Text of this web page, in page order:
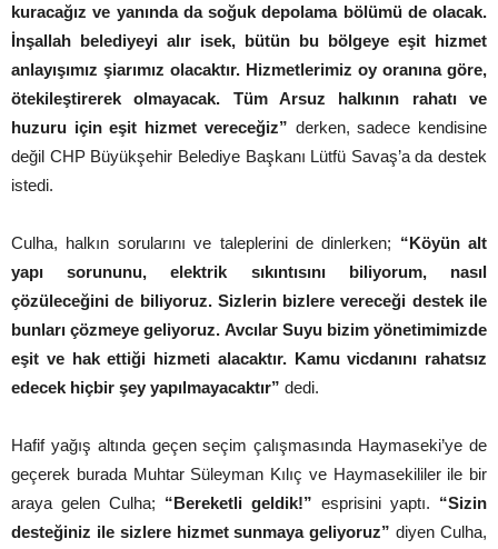
kuracağız ve yanında da soğuk depolama bölümü de olacak.
İnşallah belediyeyi alır isek, bütün bu bölgeye eşit hizmet
anlayışımız şiarımız olacaktır. Hizmetlerimiz oy oranına göre,
ötekileştirerek olmayacak. Tüm Arsuz halkının rahatı ve
huzuru için eşit hizmet vereceğiz” derken, sadece kendisine
değil CHP Büyükşehir Belediye Başkanı Lütfü Savaş’a da destek
istedi.
Culha, halkın sorularını ve taleplerini de dinlerken; “Köyün alt
yapı sorununu, elektrik sıkıntısını biliyorum, nasıl
çözüleceğini de biliyoruz. Sizlerin bizlere vereceği destek ile
bunları çözmeye geliyoruz. Avcılar Suyu bizim yönetimimizde
eşit ve hak ettiği hizmeti alacaktır. Kamu vicdanını rahatsız
edecek hiçbir şey yapılmayacaktır” dedi.
Hafif yağış altında geçen seçim çalışmasında Haymaseki’ye de
geçerek burada Muhtar Süleyman Kılıç ve Haymasekililer ile bir
araya gelen Culha; “Bereketli geldik!” esprisini yaptı. “Sizin
desteğiniz ile sizlere hizmet sunmaya geliyoruz” diyen Culha,